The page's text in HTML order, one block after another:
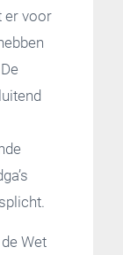
er voor
Wet